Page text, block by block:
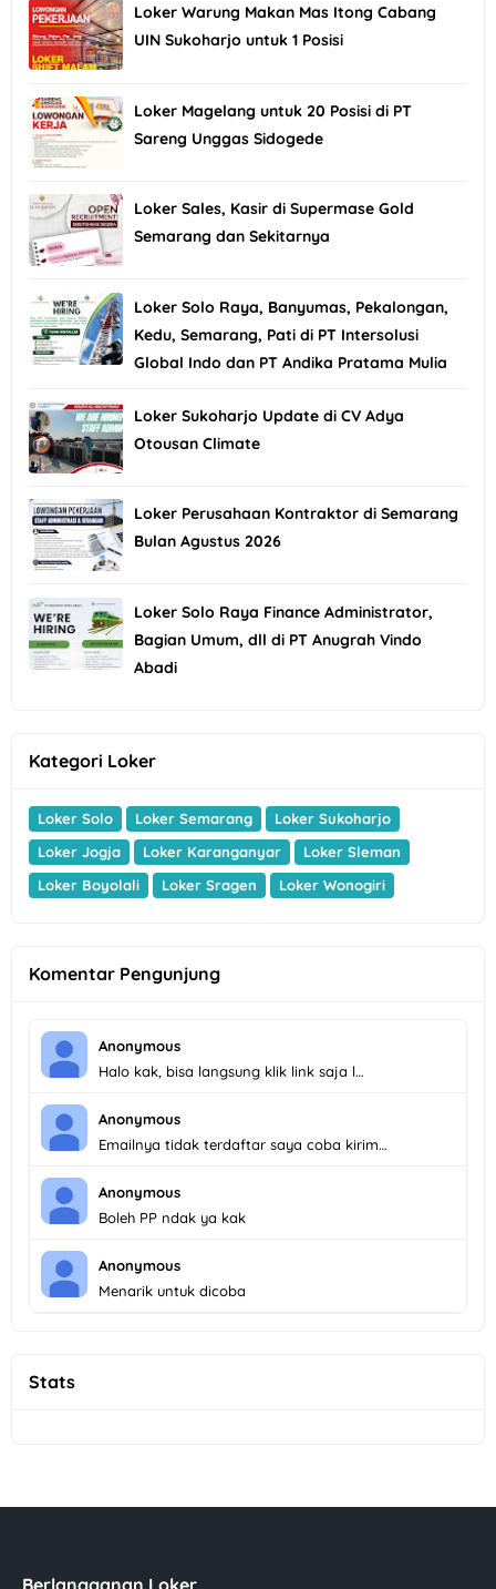
Loker Warung Makan Mas Itong Cabang
UIN Sukoharjo untuk 1 Posisi
Loker Magelang untuk 20 Posisi di PT
Sareng Unggas Sidogede
Loker Sales, Kasir di Supermase Gold
Semarang dan Sekitarnya
Loker Solo Raya, Banyumas, Pekalongan,
Kedu, Semarang, Pati di PT Intersolusi
Global Indo dan PT Andika Pratama Mulia
Loker Sukoharjo Update di CV Adya
Otousan Climate
Loker Perusahaan Kontraktor di Semarang
Bulan Agustus 2026
Loker Solo Raya Finance Administrator,
Bagian Umum, dll di PT Anugrah Vindo
Abadi
Kategori Loker
Loker Solo Loker Semarang
Loker Sukoharjo
Loker Jogja
Loker Karanganyar
Loker Sleman
Loker Boyolali
Loker Sragen Loker Wonogiri
Komentar Pengunjung
Anonymous
Halo kak, bisa langsung klik link saja l…
Anonymous
Emailnya tidak terdaftar saya coba kirim…
Anonymous
Boleh PP ndak ya kak
Anonymous
Menarik untuk dicoba
Stats
Berlangganan Loker